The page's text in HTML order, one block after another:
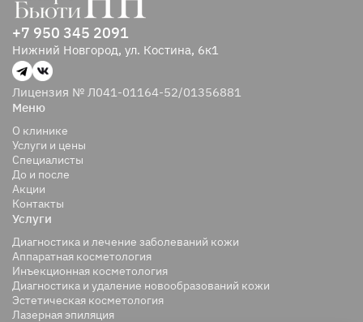
+7 950 345 2091
Нижний Новгород, ул. Костина, 6к1
Лицензия № Л041-01164-52/01356881
Меню
О клинике
Услуги и цены
Специалисты
До и после
Акции
Контакты
Услуги
Диагностика и лечение заболеваний кожи
Аппаратная косметология
Инъекционная косметология
Диагностика и удаление новообразований кожи
Эстетическая косметология
Лазерная эпиляция